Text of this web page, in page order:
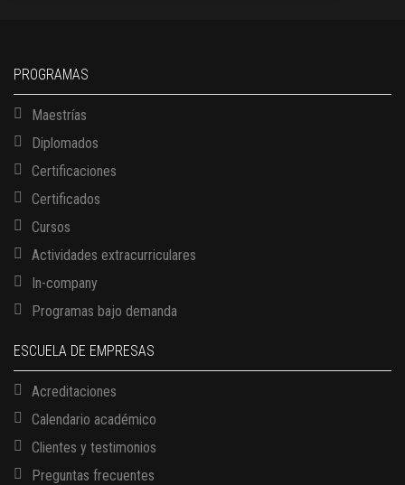
PROGRAMAS
Maestrías
Diplomados
Certificaciones
Certificados
Cursos
Actividades extracurriculares
In-company
Programas bajo demanda
ESCUELA DE EMPRESAS
Acreditaciones
Calendario académico
Clientes y testimonios
Preguntas frecuentes